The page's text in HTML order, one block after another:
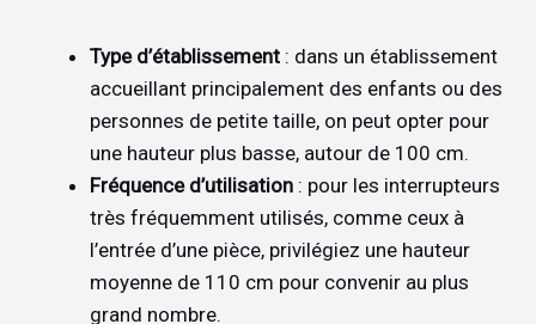
Type d’établissement : dans un établissement
accueillant principalement des enfants ou des
personnes de petite taille, on peut opter pour
une hauteur plus basse, autour de 100 cm.
Fréquence d’utilisation : pour les interrupteurs
très fréquemment utilisés, comme ceux à
l’entrée d’une pièce, privilégiez une hauteur
moyenne de 110 cm pour convenir au plus
grand nombre.